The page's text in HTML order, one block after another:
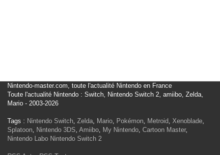
Nintendo-master.com, toute l'actualité Nintendo en France
Toute l'actualité Nintendo : Switch, Nintendo Switch 2, amiibo, Zelda,
Mario - 2003-2026
Tags : Nintendo Switch, Zelda, Mario, Pokémon, Metroid, Xenoblade,
Splatoon, Nintendo 3DS, Amiibo, My Nintendo, Cartoon Master,
Nintendo Labo Nintendo Switch 2